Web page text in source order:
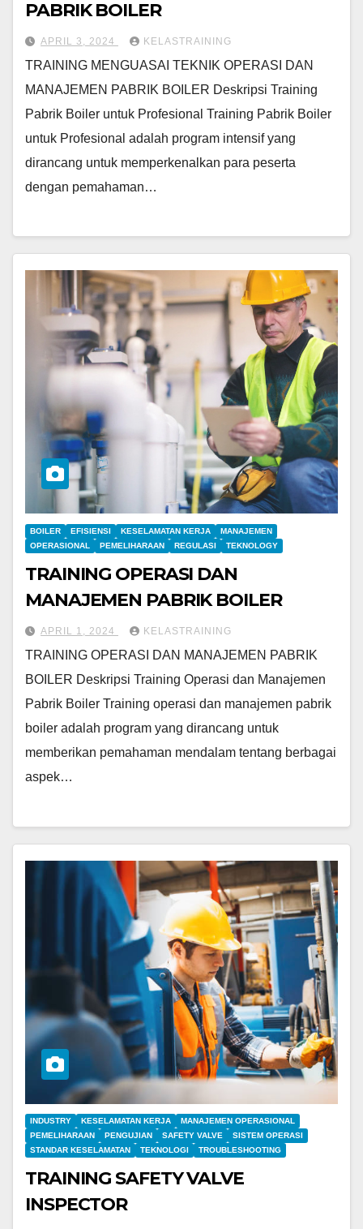
PABRIK BOILER
APRIL 3, 2024 KELASTRAINING
TRAINING MENGUASAI TEKNIK OPERASI DAN
MANAJEMEN PABRIK BOILER Deskripsi Training
Pabrik Boiler untuk Profesional Training Pabrik Boiler
untuk Profesional adalah program intensif yang
dirancang untuk memperkenalkan para peserta
dengan pemahaman…
BOILER EFISIENSI KESELAMATAN KERJA
MANAJEMEN
OPERASIONAL
PEMELIHARAAN REGULASI TEKNOLOGY
TRAINING OPERASI DAN
MANAJEMEN PABRIK BOILER
APRIL 1, 2024 KELASTRAINING
TRAINING OPERASI DAN MANAJEMEN PABRIK
BOILER Deskripsi Training Operasi dan Manajemen
Pabrik Boiler Training operasi dan manajemen pabrik
boiler adalah program yang dirancang untuk
memberikan pemahaman mendalam tentang berbagai
aspek…
INDUSTRY KESELAMATAN KERJA
MANAJEMEN OPERASIONAL
PEMELIHARAAN
PENGUJIAN SAFETY VALVE
SISTEM OPERASI
STANDAR KESELAMATAN
TEKNOLOGI TROUBLESHOOTING
TRAINING SAFETY VALVE
INSPECTOR